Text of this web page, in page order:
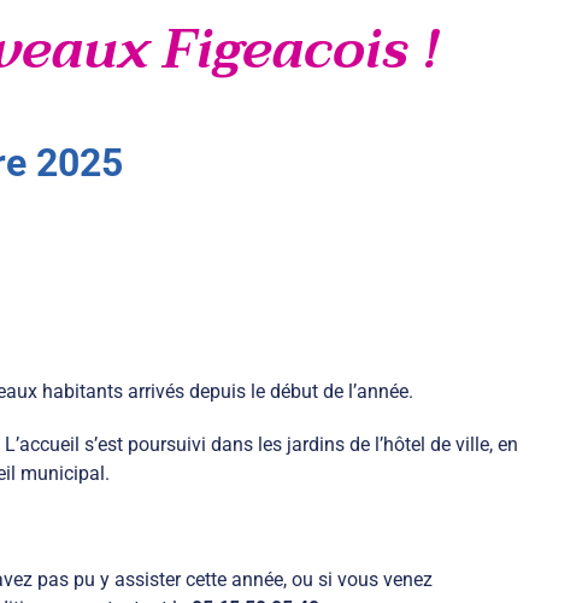
Figeacois !
2025
habitants arrivés depuis le début de l’année.
s’est poursuivi dans les jardins de l’hôtel de ville, en
municipal.
pas pu y assister cette année, ou si vous venez